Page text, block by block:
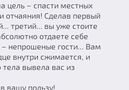
цель – спасти местных
отчаяния! Сделав первый
третий... вы уже стоите
отдаете себе
– непрошеные гости... Вам
внутри сжимается, и
тела вывела вас из
вашу пользу!